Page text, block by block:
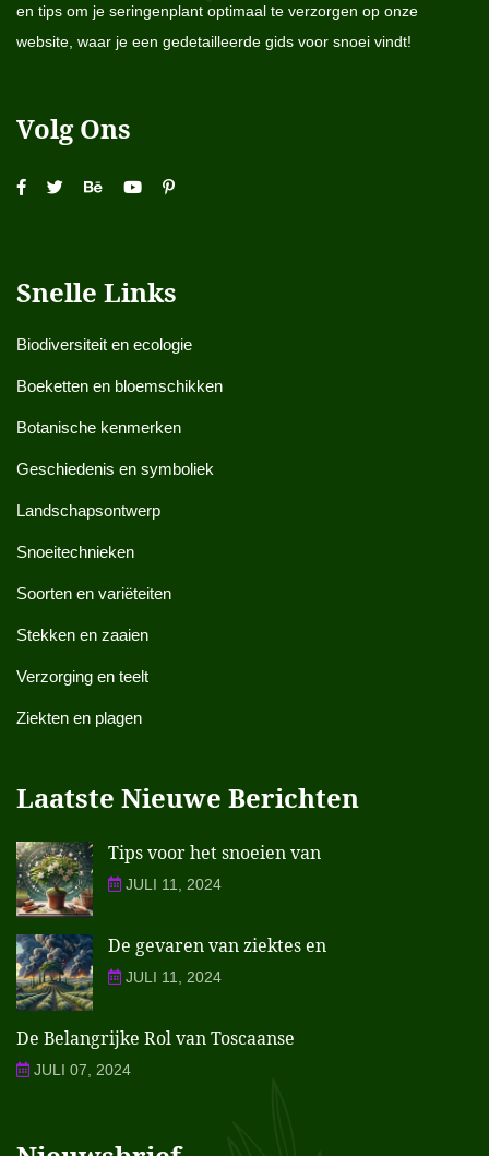
en tips om je seringenplant optimaal te verzorgen op onze
website, waar je een gedetailleerde gids voor snoei vindt!
Volg Ons
Snelle Links
Biodiversiteit en ecologie
Boeketten en bloemschikken
Botanische kenmerken
Geschiedenis en symboliek
Landschapsontwerp
Snoeitechnieken
Soorten en variëteiten
Stekken en zaaien
Verzorging en teelt
Ziekten en plagen
Laatste Nieuwe Berichten
Tips voor het snoeien van
JULI 11, 2024
De gevaren van ziektes en
JULI 11, 2024
De Belangrijke Rol van Toscaanse
JULI 07, 2024